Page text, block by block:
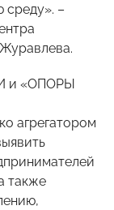
среду». –
и «ОПОРЫ
агрегатором
также